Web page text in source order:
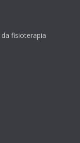
fisioterapia